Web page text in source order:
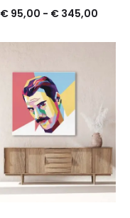
€95,00 - €345,00